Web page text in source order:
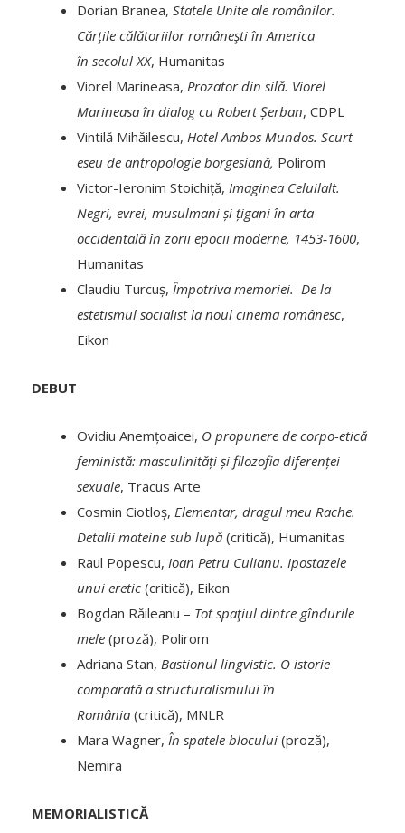
Dorian Branea, Statele Unite ale românilor.
Cărţile călătoriilor româneşti în America
în secolul XX, Humanitas
Viorel Marineasa, Prozator din silă. Viorel
Marineasa în dialog cu Robert Șerban, CDPL
Vintilă Mihăilescu, Hotel Ambos Mundos. Scurt
eseu de antropologie borgesiană, Polirom
Victor-Ieronim Stoichiță, Imaginea Celuilalt.
Negri, evrei, musulmani și țigani în arta
occidentală în zorii epocii moderne, 1453‑1600,
Humanitas
Claudiu Turcuș, Împotriva memoriei. De la
estetismul socialist la noul cinema românesc,
Eikon
DEBUT
Ovidiu Anemțoaicei, O propunere de corpo-etică
feministă: masculinități și filozofia diferenței
sexuale, Tracus Arte
Cosmin Ciotloș, Elementar, dragul meu Rache.
Detalii mateine sub lupă (critică), Humanitas
Raul Popescu, Ioan Petru Culianu. Ipostazele
unui eretic (critică), Eikon
Bogdan Răileanu – Tot spaţiul dintre gîndurile
mele (proză), Polirom
Adriana Stan, Bastionul lingvistic. O istorie
comparată a structuralismului în
România (critică), MNLR
Mara Wagner, În spatele blocului (proză),
Nemira
MEMORIALISTICĂ